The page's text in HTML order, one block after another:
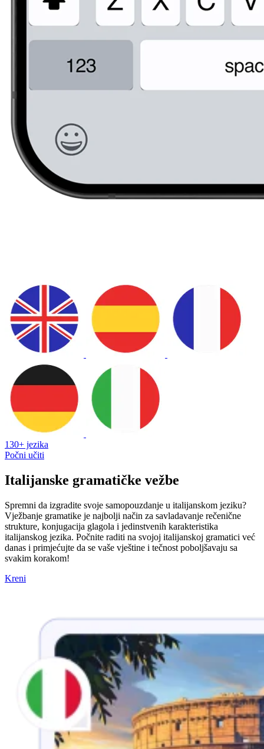
130+ jezika
Počni učiti
Italijanske gramatičke vežbe
Spremni da izgradite svoje samopouzdanje u italijanskom jeziku?
Vježbanje gramatike je najbolji način za savladavanje rečenične
strukture, konjugacija glagola i jedinstvenih karakteristika
italijanskog jezika. Počnite raditi na svojoj italijanskoj gramatici već
danas i primjećujte da se vaše vještine i tečnost poboljšavaju sa
svakim korakom!
Kreni